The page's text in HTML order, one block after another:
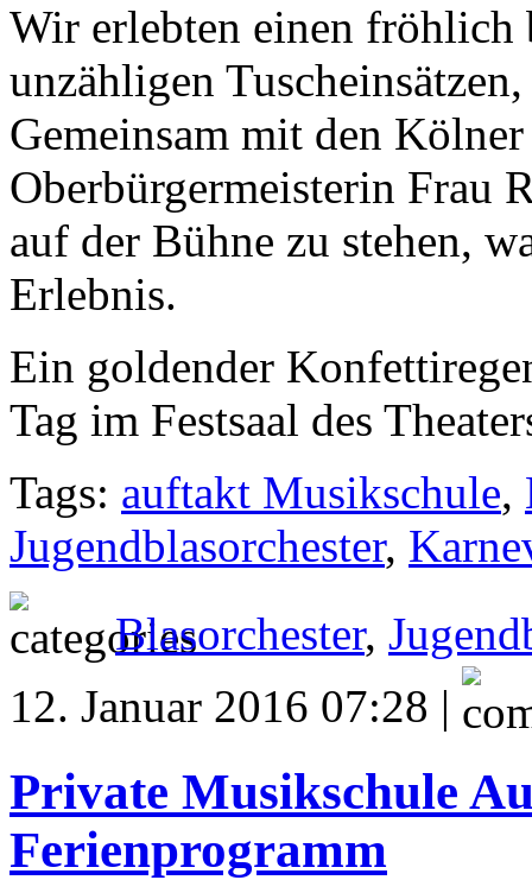
Wir erlebten einen fröhlich
unzähligen
Gemeinsam mit den
Oberbürgermeisterin Frau
auf der Bühne zu stehen,
Erlebnis.
Ein goldender
Tag im Festsaal des
Tags: auftakt Musikschule,
Jugendblasorchester,
Blasorchester,
12. Januar 2016 07:28 |
Private Musikschule
Ferienprogramm